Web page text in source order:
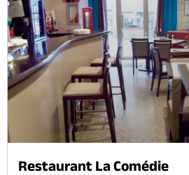
Restaurant La Comédie